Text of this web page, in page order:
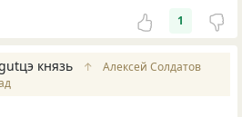
1
князь ↑
Алексей Солдатов